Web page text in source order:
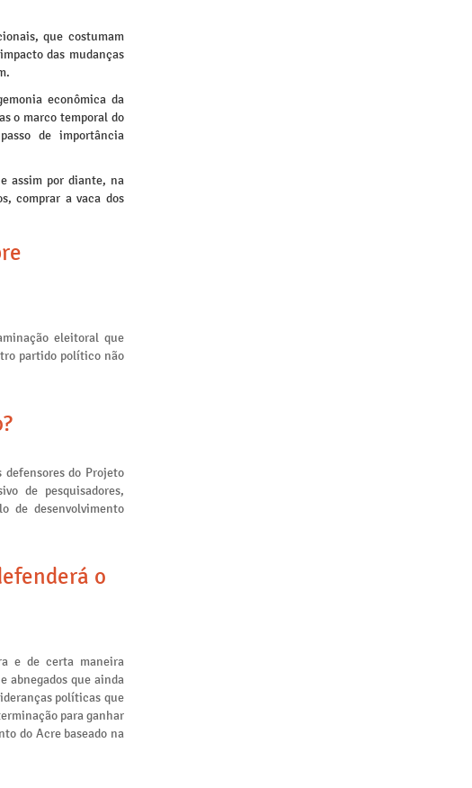
que costumam
das mudanças
econômica da
o marco temporal do
de importância
assim por diante, na
comprar a vaca dos
eleitoral que
partido político não
defensores do Projeto
de pesquisadores,
de desenvolvimento
o
e de certa maneira
abnegados que ainda
políticas que
para ganhar
do Acre baseado na